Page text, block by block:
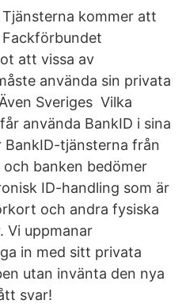
Tjänsterna kommer att
Fackförbundet
att vissa av
använda sin privata
Sveriges Vilka
använda BankID i sina
tjänsterna från
banken bedömer
ID-handling som är
och andra fysiska
Vi uppmanar
in med sitt privata
utan invänta den nya
svar!